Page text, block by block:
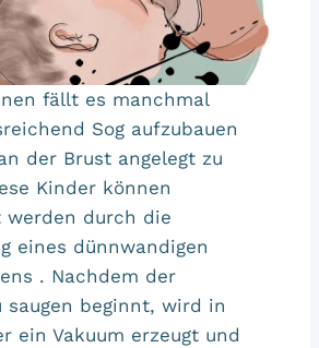
fällt es manchmal
Sog aufzubauen
der Brust angelegt zu
Kinder können
durch die
eines dünnwandigen
. Nachdem der
saugen beginnt, wird in
ein Vakuum erzeugt und